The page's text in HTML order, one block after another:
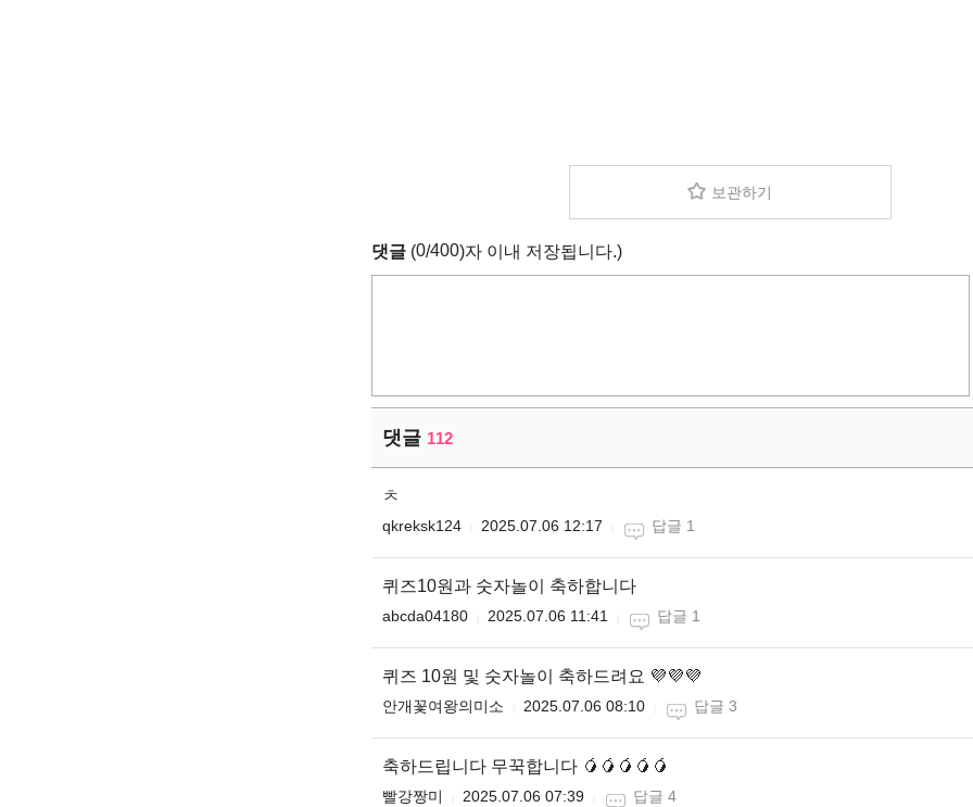
보관하기
댓글 (0/400)자 이내 저장됩니다.)
댓글 112
ㅊ
qkreksk124 2025.07.06 12:17 답글 1
퀴즈10원과 숫자놀이 축하합니다
abcda04180 2025.07.06 11:41 답글 1
퀴즈 10원 및 숫자놀이 축하드려요 💜💜💜
안개꽃여왕의미소 2025.07.06 08:10 답글 3
축하드립니다 무꾹합니다 🥭🥭🥭🥭🥭
빨강짱미 2025.07.06 07:39 답글 4